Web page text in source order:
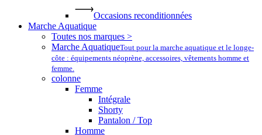
Occasions reconditionnées
Marche Aquatique
Toutes nos marques >
Marche AquatiqueTout pour la marche aquatique et le longe-
côte : équipements néoprène, accessoires, vêtements homme et
femme.
colonne
Femme
Intégrale
Shorty
Pantalon / Top
Homme